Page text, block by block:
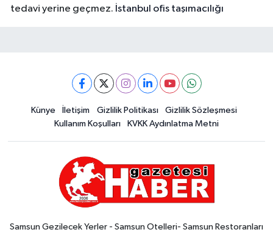
tedavi yerine geçmez. İstanbul ofis taşımacılığı
Künye İletişim Gizlilik Politikası
Gizlilik Sözleşmesi
Kullanım Koşulları
KVKK Aydınlatma Metni
Samsun Gezilecek Yerler - Samsun Otelleri- Samsun Restoranları